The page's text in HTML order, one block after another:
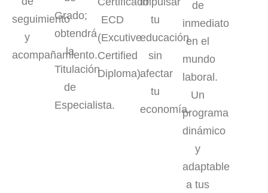
seguimiento
y
acompañamiento.
Grado;
obtendrá
la
Titulación
de
Especialista.
ECD
(Excutive
Certified
Diploma).
tu
educación
sin
afectar
tu
economía.
de
inmediato
en el
mundo
laboral.
Un
programa
dinámico
y
adaptable
a tus